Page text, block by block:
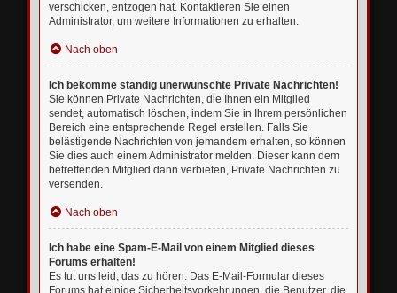
verschicken, entzogen hat. Kontaktieren Sie einen
Administrator, um weitere Informationen zu erhalten.
Nach oben
Ich bekomme ständig unerwünschte Private Nachrichten!
Sie können Private Nachrichten, die Ihnen ein Mitglied
sendet, automatisch löschen, indem Sie in Ihrem persönlichen
Bereich eine entsprechende Regel erstellen. Falls Sie
belästigende Nachrichten von jemandem erhalten, so können
Sie dies auch einem Administrator melden. Dieser kann dem
betreffenden Mitglied dann verbieten, Private Nachrichten zu
versenden.
Nach oben
Ich habe eine Spam-E-Mail von einem Mitglied dieses
Forums erhalten!
Es tut uns leid, das zu hören. Das E-Mail-Formular dieses
Forums hat einige Sicherheitsvorkehrungen, die Benutzer, die